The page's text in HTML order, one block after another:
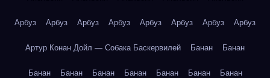
Арбуз Арбуз Арбуз Арбуз Арбуз Арбуз Арбуз Арбуз
Артур Конан Дойл — Собака Баскервилей Банан Банан
Банан Банан Банан Банан Банан Банан Банан